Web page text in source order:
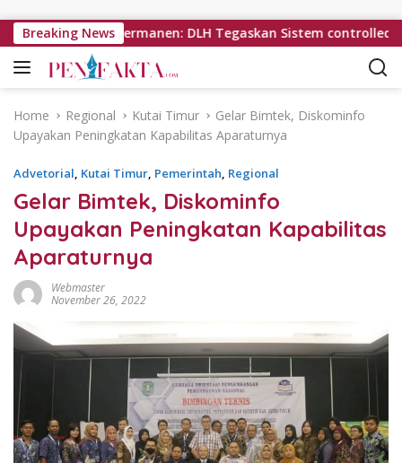
Breaking News
Penutupan Permanen: DLH Tegaskan Sistem controlled
Home Regional Kutai Timur
Gelar Bimtek, Diskominfo
Upayakan Peningkatan Kapabilitas Aparaturnya
Advetorial, Kutai Timur, Pemerintah, Regional
Gelar Bimtek, Diskominfo
Upayakan Peningkatan Kapabilitas
Aparaturnya
Webmaster
November 26, 2022